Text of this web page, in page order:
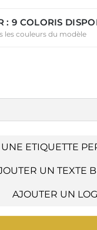
: 9 COLORIS
les couleurs du modèle
ETIQUETTE
UN TEXTE
AJOUTER UN